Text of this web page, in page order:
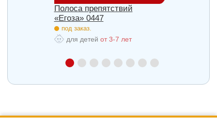
Полоса препятствий
«Егоза» 0447
под заказ.
для детей от 3-7 лет